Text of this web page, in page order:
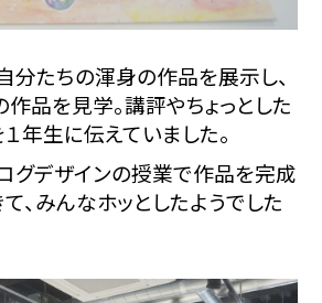
分たちの渾身の作品を展示し、
品を見学。講評やちょっとした
年生に伝えていました。
グデザインの授業で作品を完成
、みんなホッとしたようでした